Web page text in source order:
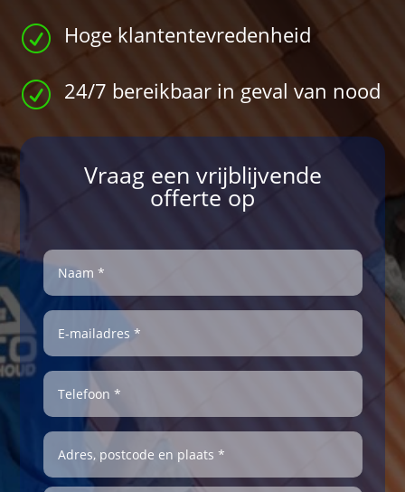
R Hoge klantentevredenheid
R 24/7 bereikbaar in geval van nood
Vraag een vrijblijvende
offerte op